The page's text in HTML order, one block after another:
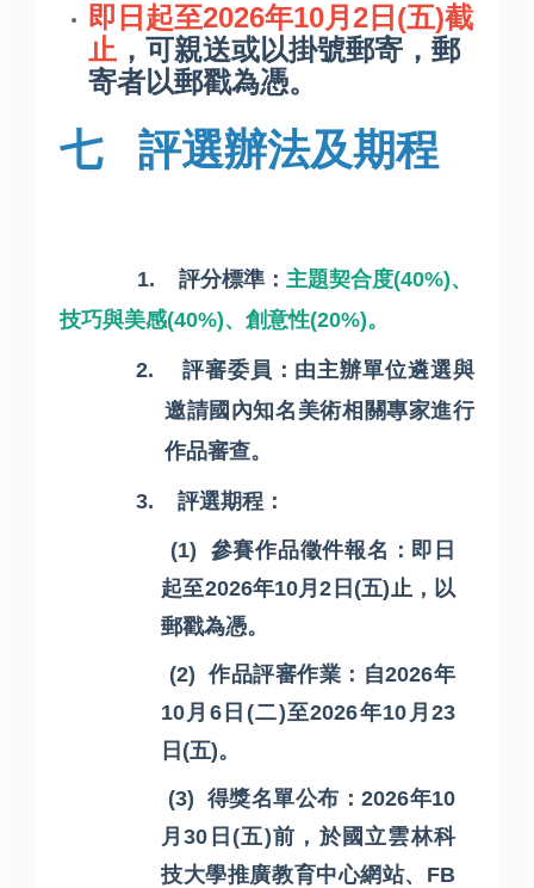
即日起至2026年10月 2 日 (五)截
止 ，可親送或以掛號郵寄，郵
寄者以郵戳為憑。
七 評選辦法及期程
1. 評分標準： 主題契合度(40%)、
技巧與美感(40%)、創意性(20%)。
2.
評審委員：由主辦單位遴選與
邀請國內知名美術相關專家進行
作品審查。
3. 評選期程：
(1)
參賽作品徵件報名：即日
起至2026年10月2 日 (五)止，以
郵戳為憑。
(2) 作品評審作業：自2026年
10月 6日 (二)至2026年10 月23
日 (五)。
(3) 得獎名單公布：2026年10
月30 日 (五)前，於國立雲林科
技大學推廣教育中心網站、 FB